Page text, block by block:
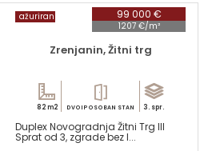
99 000 €
1207 €/m²
ažuriran
Zrenjanin, Žitni trg
82 m2 DVOIPOSOBAN STAN 3. spr.
Duplex Novogradnja Žitni Trg III
Sprat od 3, zgrade bez l...